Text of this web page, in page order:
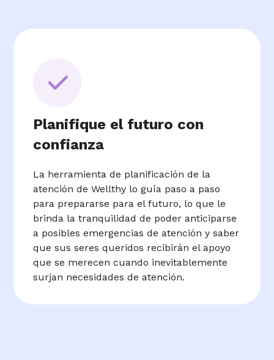
Planifique el futuro con
confianza
La herramienta de planificación de la
atención de Wellthy lo guía paso a paso
para prepararse para el futuro, lo que le
brinda la tranquilidad de poder anticiparse
a posibles emergencias de atención y saber
que sus seres queridos recibirán el apoyo
que se merecen cuando inevitablemente
surjan necesidades de atención.